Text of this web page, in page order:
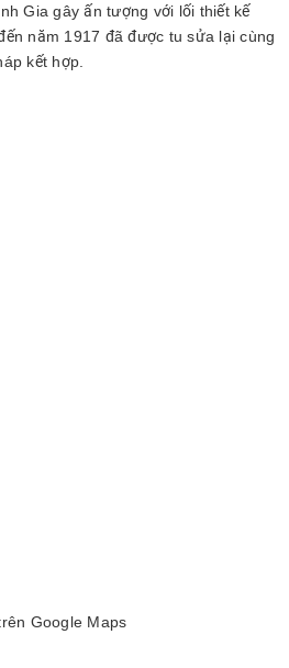
Gia gây ấn tượng với lối thiết kế
năm 1917 đã được tu sửa lại cùng
kết hợp.
Google Maps